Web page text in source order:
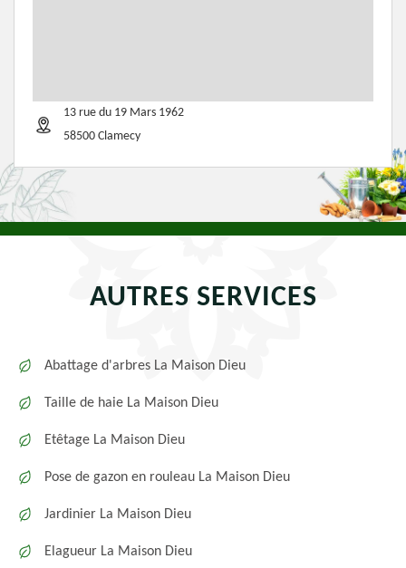
13 rue du 19 Mars 1962
58500 Clamecy
AUTRES SERVICES
Abattage d'arbres La Maison Dieu
Taille de haie La Maison Dieu
Etêtage La Maison Dieu
Pose de gazon en rouleau La Maison Dieu
Jardinier La Maison Dieu
Elagueur La Maison Dieu